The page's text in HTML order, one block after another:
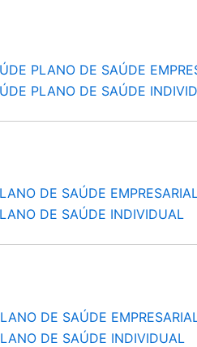
PLANO DE SAÚDE
PLANO DE SAÚDE
DE SAÚDE
DE SAÚDE INDIVIDUAL
DE SAÚDE
DE SAÚDE INDIVIDUAL